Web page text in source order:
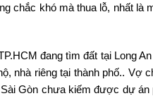
chắc khó mà thua lỗ, nhất là
đang tìm đất tại Long
nhà riêng tại thành phố.. Vợ
Gòn chưa kiếm được dự án